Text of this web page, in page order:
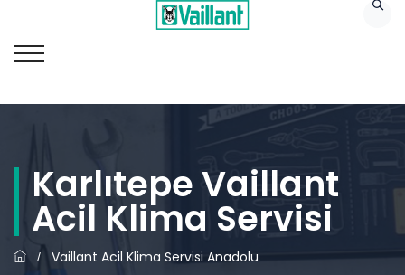
Karlıtepe Vaillant
Acil Klima Servisi
/ Vaillant Acil Klima Servisi Anadolu